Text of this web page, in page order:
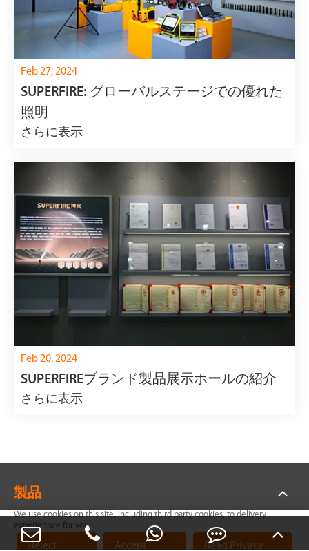
Feb 27, 2024
SUPERFIRE: グローバルステージでの優れた
照明
さらに表示
Feb 20, 2024
SUPERFIREブランド製品展示ホールの紹介
さらに表示
製品
アプリケーション
We use cookies on this site, including third party cookies, to delivery
experiennce for you.
Reject Accept Read Privacy